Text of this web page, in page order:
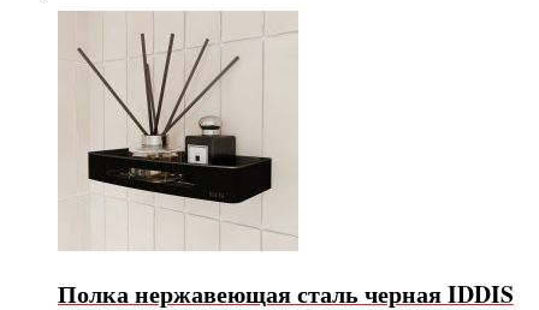
Полка нержавеющая сталь черная IDDIS